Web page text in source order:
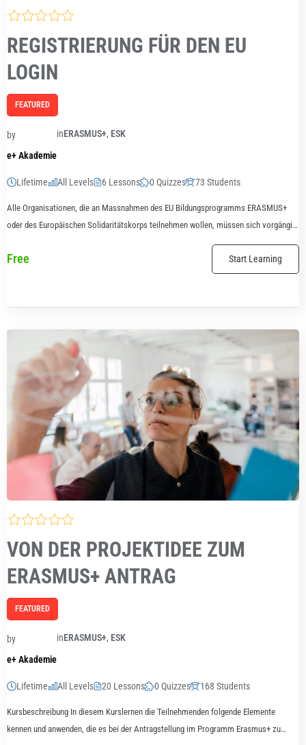
REGISTRIERUNG FÜR DEN EU
LOGIN
FEATURED
by
e+ Akademie
inERASMUS+, ESK
Lifetime All Levels 6 Lessons 0 Quizzes 73 Students
Alle Organisationen, die an Massnahmen des EU Bildungsprogramms ERASMUS+
oder des Europäischen Solidaritätskorps teilnehmen wollen, müssen sich vorgängig
beim allgemeinen Authentifizierungsdienst der Europäischen Kommission anmelden
(EU Login). Diese Anleitung zeigt...
Free Start Learning
VON DER PROJEKTIDEE ZUM
ERASMUS+ ANTRAG
FEATURED
by
e+ Akademie
inERASMUS+, ESK
Lifetime All Levels 20 Lessons 0 Quizzes 168 Students
Kursbeschreibung In diesem Kurslernen die Teilnehmenden folgende Elemente
kennen und anwenden, die es bei der Antragstellung im Programm Erasmus+ zu